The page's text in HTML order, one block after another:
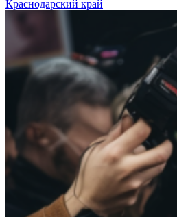
Краснодарский край